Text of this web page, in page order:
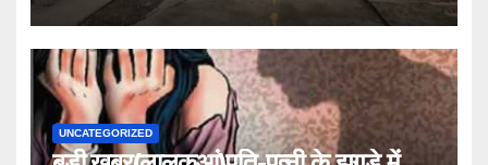
UNCATEGORIZED